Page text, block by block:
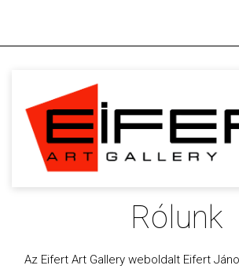
Rólunk
Az Eifert Art Gallery weboldalt Eifert